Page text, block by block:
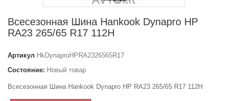
Всесезонная Шина Hankook Dynapro HP
RA23 265/65 R17 112H
Артикул HkDynaproHPRA2326565R17
Состояние: Новый товар
Всесезонная Шина Hankook Dynapro HP RA23 265/65 R17 112H